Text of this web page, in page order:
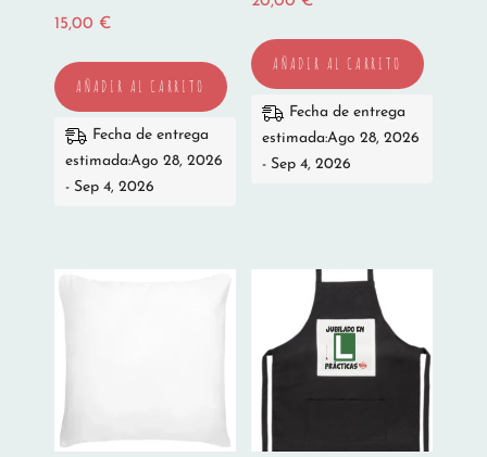
15,00 €
AÑADIR AL CARRITO
Fecha de entrega
estimada:Ago 28, 2026
- Sep 4, 2026
AÑADIR AL CARRITO
Fecha de entrega
estimada:Ago 28, 2026
- Sep 4, 2026